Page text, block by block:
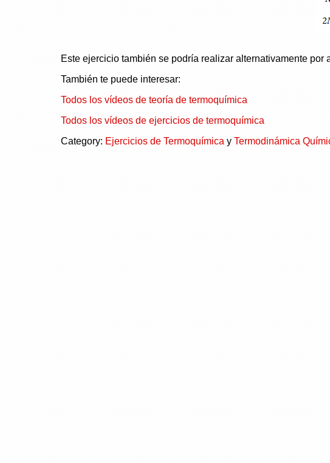
Este ejercicio también se podría realizar alternativamente por
También te puede interesar:
Todos los vídeos de teoría de termoquímica
Todos los vídeos de ejercicios de termoquímica
Category: Ejercicios de Termoquímica y Termodinámica